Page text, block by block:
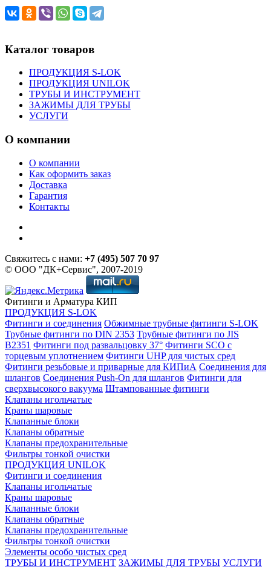
Каталог товаров
ПРОДУКЦИЯ S-LOK
ПРОДУКЦИЯ UNILOK
ТРУБЫ И ИНСТРУМЕНТ
ЗАЖИМЫ ДЛЯ ТРУБЫ
УСЛУГИ
О компании
О компании
Как оформить заказ
Доставка
Гарантия
Контакты
Свяжитесь с нами: +7 (495) 507 70 97
© ООО "ДК+Сервис", 2007-2019
Фитинги и Арматура КИП
ПРОДУКЦИЯ S-LOK
Фитинги и соединения Обжимные трубные фитинги S-LOK
Трубные фитинги по DIN 2353 Трубные фитинги по JIS
B2351 Фитинги под развальцовку 37° Фитинги SCO с
торцевым уплотнением Фитинги UHP для чистых сред
Фитинги резьбовые и приварные для КИПиА Соединения для
шлангов Соединения Push-On для шлангов Фитинги для
сверхвысокого вакуума Штампованные фитинги
Клапаны игольчатые
Краны шаровые
Клапанные блоки
Клапаны обратные
Клапаны предохранительные
Фильтры тонкой очистки
ПРОДУКЦИЯ UNILOK
Фитинги и соединения
Клапаны игольчатые
Краны шаровые
Клапанные блоки
Клапаны обратные
Клапаны предохранительные
Фильтры тонкой очистки
Элементы особо чистых сред
ТРУБЫ И ИНСТРУМЕНТ ЗАЖИМЫ ДЛЯ ТРУБЫ УСЛУГИ